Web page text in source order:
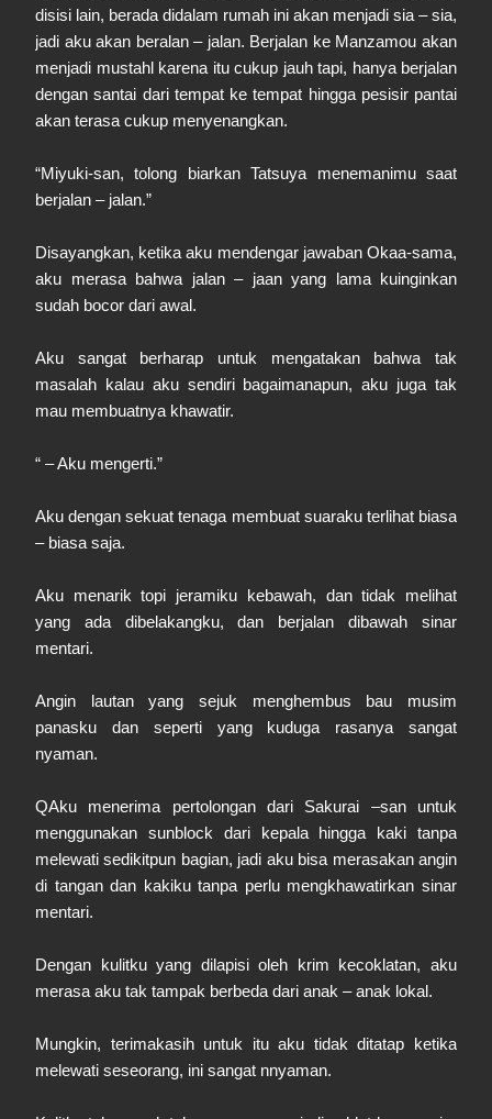
disisi lain, berada didalam rumah ini akan menjadi sia – sia,
jadi aku akan beralan – jalan. Berjalan ke Manzamou akan
menjadi mustahl karena itu cukup jauh tapi, hanya berjalan
dengan santai dari tempat ke tempat hingga pesisir pantai
akan terasa cukup menyenangkan.
“Miyuki-san, tolong biarkan Tatsuya menemanimu saat
berjalan – jalan.”
Disayangkan, ketika aku mendengar jawaban Okaa-sama,
aku merasa bahwa jalan – jaan yang lama kuinginkan
sudah bocor dari awal.
Aku sangat berharap untuk mengatakan bahwa tak
masalah kalau aku sendiri bagaimanapun, aku juga tak
mau membuatnya khawatir.
“ – Aku mengerti.”
Aku dengan sekuat tenaga membuat suaraku terlihat biasa
– biasa saja.
Aku menarik topi jeramiku kebawah, dan tidak melihat
yang ada dibelakangku, dan berjalan dibawah sinar
mentari.
Angin lautan yang sejuk menghembus bau musim
panasku dan seperti yang kuduga rasanya sangat
nyaman.
QAku menerima pertolongan dari Sakurai –san untuk
menggunakan sunblock dari kepala hingga kaki tanpa
melewati sedikitpun bagian, jadi aku bisa merasakan angin
di tangan dan kakiku tanpa perlu mengkhawatirkan sinar
mentari.
Dengan kulitku yang dilapisi oleh krim kecoklatan, aku
merasa aku tak tampak berbeda dari anak – anak lokal.
Mungkin, terimakasih untuk itu aku tidak ditatap ketika
melewati seseorang, ini sangat nnyaman.